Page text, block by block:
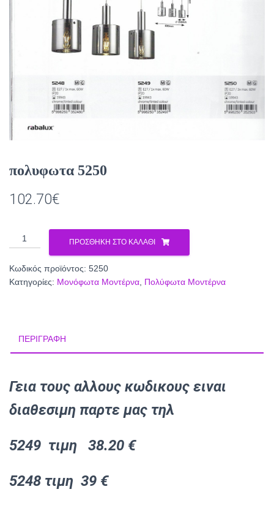
πολυφωτα 5250
102.70€
πολυφωτα
5250
ΠΡΟΣΘΉΚΗ ΣΤΟ ΚΑΛΆΘΙ
Κωδικός προϊόντος: 5250
Κατηγορίες: Μονόφωτα Μοντέρνα, Πολύφωτα Μοντέρνα
ΠΕΡΙΓΡΑΦΉ
Γεια τους αλλους κωδικους ειναι
διαθεσιμη παρτε μας τηλ
5249 τιμη 38.20 €
5248 τιμη 39 €